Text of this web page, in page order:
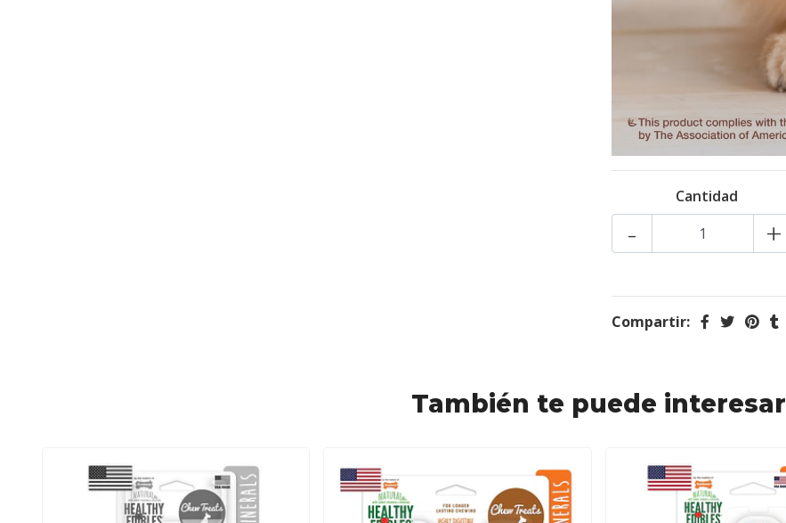
Cantidad
- +
Compartir:
También te puede interesar